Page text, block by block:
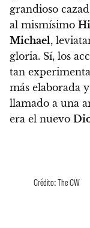
grandioso
al mismísimo
Michael,
gloria. Sí, los
tan
más elaborada
llamado a una
era el nuevo
Crédito: The CW